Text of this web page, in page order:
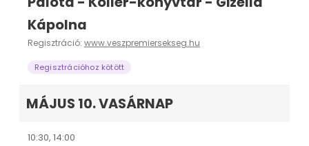
Kápolna
Regisztráció: www.veszpremiersekseg.hu
Regisztrációhoz kötött
MÁJUS 10. VASÁRNAP
10:30, 14:00